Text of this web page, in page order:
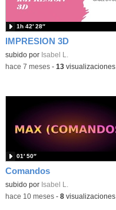
IMPRESION 3D
Contenido educativo.
subido por Isabel L.
1h 42′ 28″
-hace 7 meses- 13visualizaciones
Comandos
Contenido educativo.
subido por Isabel L.
01′ 50″
-hace 10 meses- 8visualizaciones